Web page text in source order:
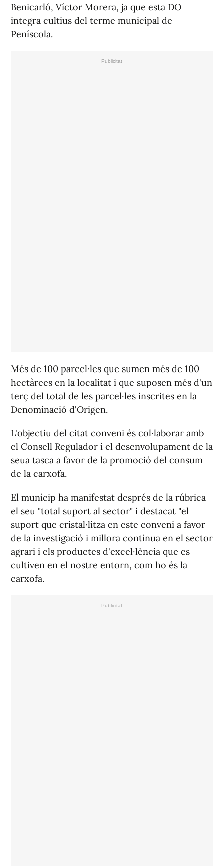
Benicarló, Víctor Morera, ja que esta DO
integra cultius del terme municipal de
Peníscola.
Més de 100 parcel·les que sumen més de 100
hectàrees en la localitat i que suposen més d'un
terç del total de les parcel·les inscrites en la
Denominació d'Origen.
L'objectiu del citat conveni és col·laborar amb
el Consell Regulador i el desenvolupament de la
seua tasca a favor de la promoció del consum
de la carxofa.
El munícip ha manifestat després de la rúbrica
el seu "total suport al sector" i destacat "el
suport que cristal·litza en este conveni a favor
de la investigació i millora contínua en el sector
agrari i els productes d'excel·lència que es
cultiven en el nostre entorn, com ho és la
carxofa.